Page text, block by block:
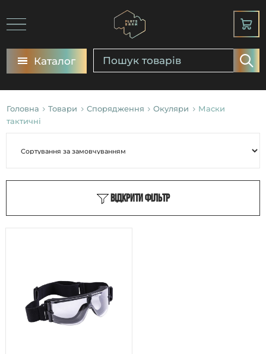
Каталог
Головна Товари Спорядження Окуляри
Маски
тактичні
Відкрити фільтр